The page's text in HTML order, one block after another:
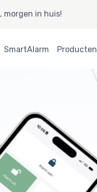
morgen in huis!
SmartAlarm Producten